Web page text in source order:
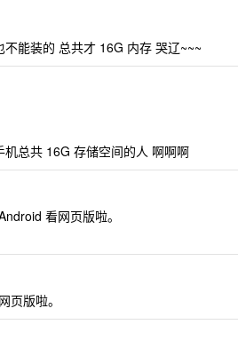
能装的 总共才 16G 内存 哭辽~~~
总共 16G 存储空间的人 啊啊啊
看网页版啦。
版啦。